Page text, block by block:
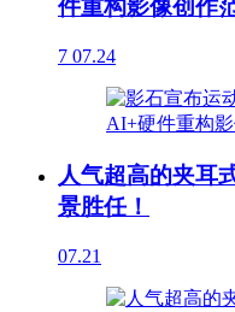
件重构影像创作
7 07.24
人气超高的夹耳
景胜任！
07.21